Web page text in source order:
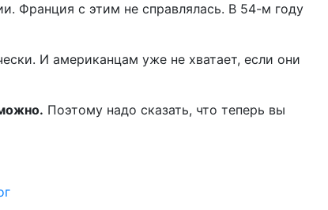
Франция с этим не справлялась. В 54-м году
И американцам уже не хватает, если они
Поэтому надо сказать, что теперь вы